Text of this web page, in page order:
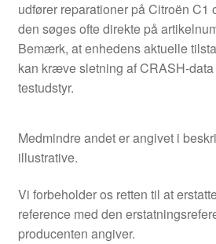
udfører reparationer på Citroën C1
den søges ofte direkte på
Bemærk, at enhedens aktuelle
kan kræve sletning af CRASH-
testudstyr.
Medmindre andet er angivet i
illustrative.
Vi forbeholder os retten til at
reference med den
producenten angiver.